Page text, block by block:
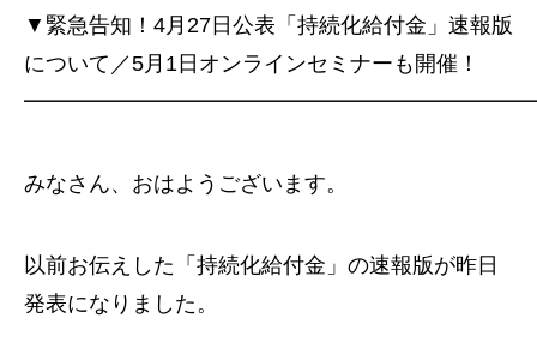
▼緊急告知！4月27日公表「持続化給付金」速報版
について／5月1日オンラインセミナーも開催！
みなさん、おはようございます。
以前お伝えした「持続化給付金」の速報版が昨日
発表になりました。